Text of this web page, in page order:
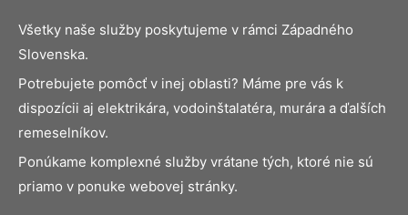
Všetky naše služby poskytujeme v rámci Západného
Slovenska.
Potrebujete pomôcť v inej oblasti? Máme pre vás k
dispozícii aj elektrikára, vodoinštalatéra, murára a ďalších
remeselníkov.
Ponúkame komplexné služby vrátane tých, ktoré nie sú
priamo v ponuke webovej stránky.